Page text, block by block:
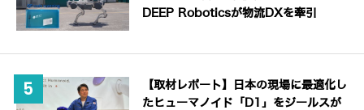
DEEP Roboticsが物流DXを牽引
【取材レポート】日本の現場に最適化し
たヒューマノイド「D1」をジールスが